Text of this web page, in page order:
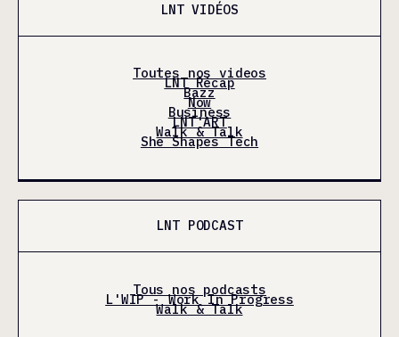
LNT VIDÉOS
Toutes nos videos
LNT Récap
Bazz
Now
Business
LNT'ART
Walk & Talk
She Shapes Tech
LNT PODCAST
Tous nos podcasts
L'WIP - Work In Progress
Walk & Talk